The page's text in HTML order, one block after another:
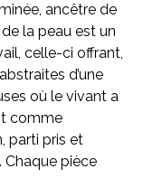
ancêtre de
la peau est un
celle-ci offrant,
d’une
où le vivant a
comme
parti pris et
Chaque pièce